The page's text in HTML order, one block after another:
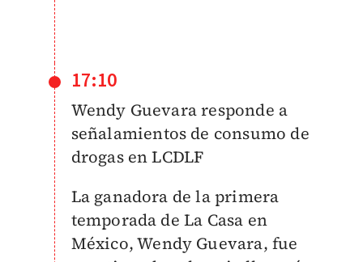
17:10
Wendy Guevara responde a
señalamientos de consumo de
drogas en LCDLF
La ganadora de la primera
temporada de La Casa en
México, Wendy Guevara, fue